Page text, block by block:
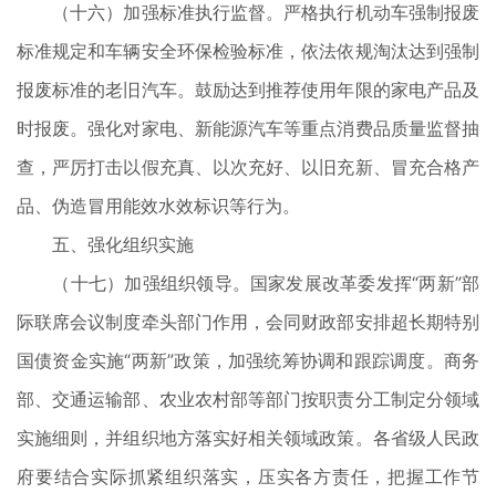
（十六）加强标准执行监督。严格执行机动车强制报废
标准规定和车辆安全环保检验标准，依法依规淘汰达到强制
报废标准的老旧汽车。鼓励达到推荐使用年限的家电产品及
时报废。强化对家电、新能源汽车等重点消费品质量监督抽
查，严厉打击以假充真、以次充好、以旧充新、冒充合格产
品、伪造冒用能效水效标识等行为。
五、强化组织实施
（十七）加强组织领导。国家发展改革委发挥“两新”部
际联席会议制度牵头部门作用，会同财政部安排超长期特别
国债资金实施“两新”政策，加强统筹协调和跟踪调度。商务
部、交通运输部、农业农村部等部门按职责分工制定分领域
实施细则，并组织地方落实好相关领域政策。各省级人民政
府要结合实际抓紧组织落实，压实各方责任，把握工作节